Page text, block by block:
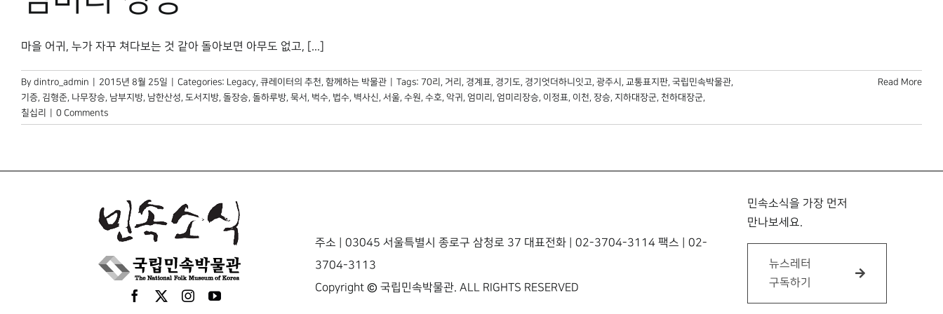
마을 어귀, 누가 자꾸 쳐다보는 것 같아 돌아보면 아무도 없고, [...]
By dintro_admin 2015년 8월 25일 Categories: Legacy, 큐레이터의 추천, 함께하는 박물관 Tags: 70리 , 거리 , 경계표, 경기도, 경기엇더하니잇고, 광주시 , 교통표지판, 국립민속박물관,
기증, 김형준, 나무장승, 남부지방, 남한산성, 도서지방, 돌장승, 돌하루방, 묵서 , 벅수, 법수, 벽사신, 서울, 수원, 수호, 악귀 , 엄미리 , 엄미리장승, 이정표, 이천, 장승, 지하대장군, 천하대장군,
칠십리
0 Comments
Read More
주소 | 03045 서울특별시 종로구 삼청로 37 대표전화 | 02-3704-3114 팩스 | 02-
3704-3113
Copyright © 국립민속박물관. ALL RIGHTS RESERVED
민속소식을 가장 먼저
만나보세요.
뉴스레터
구독하기